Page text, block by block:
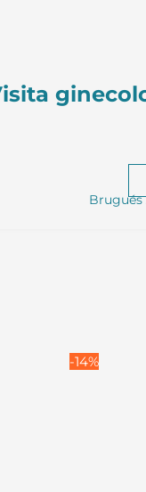
Brugués
-14%